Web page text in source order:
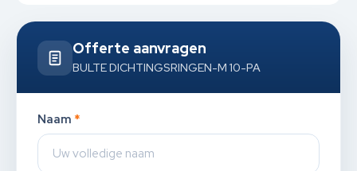
Offerte aanvragen
BULTE DICHTINGSRINGEN-M 10-PA
Naam *